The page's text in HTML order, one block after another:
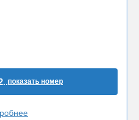
показать номер